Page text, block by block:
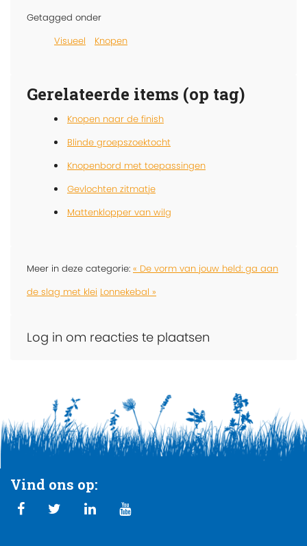
Getagged onder
Visueel
Knopen
Gerelateerde items (op tag)
Knopen naar de finish
Blinde groepszoektocht
Knopenbord met toepassingen
Gevlochten zitmatje
Mattenklopper van wilg
Meer in deze categorie: « De vorm van jouw held: ga aan
de slag met klei Lonnekebal »
Log in om reacties te plaatsen
Vind ons op: